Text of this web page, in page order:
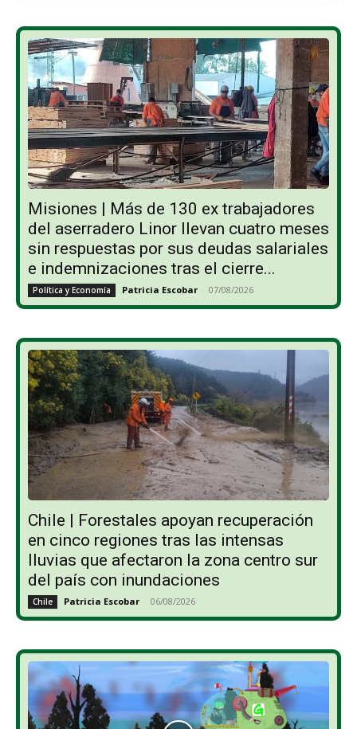
Misiones | Más de 130 ex trabajadores
del aserradero Linor llevan cuatro meses
sin respuestas por sus deudas salariales
e indemnizaciones tras el cierre...
Política y Economía Patricia Escobar - 07/08/2026
Chile | Forestales apoyan recuperación
en cinco regiones tras las intensas
lluvias que afectaron la zona centro sur
del país con inundaciones
Chile Patricia Escobar - 06/08/2026